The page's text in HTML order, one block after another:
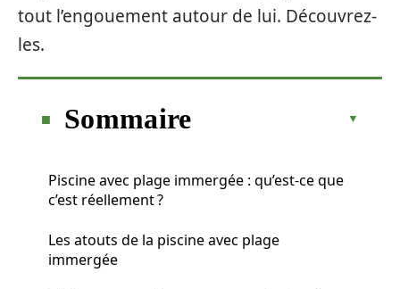
tout l’engouement autour de lui. Découvrez-
les.
Sommaire
Piscine avec plage immergée : qu’est-ce que
c’est réellement ?
Les atouts de la piscine avec plage
immergée